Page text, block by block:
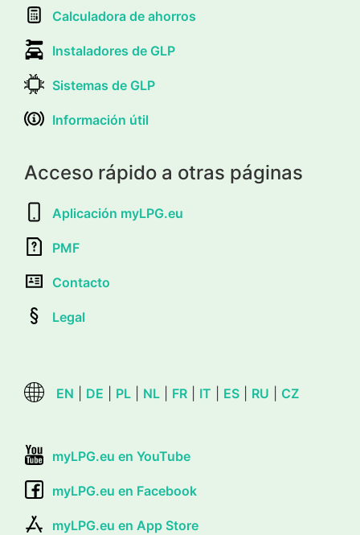
Calculadora de ahorros
Instaladores de GLP
Sistemas de GLP
Información útil
Acceso rápido a otras páginas
Aplicación myLPG.eu
PMF
Contacto
Legal
EN DE PL NL FR IT ES RU CZ
myLPG.eu en YouTube
myLPG.eu en Facebook
myLPG.eu en App Store